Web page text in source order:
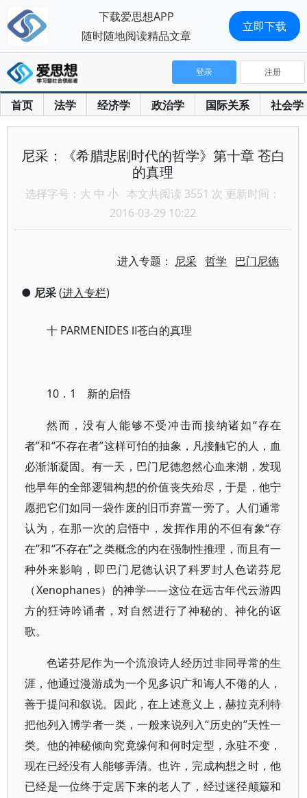
首页 法学 经济学 政治学 国际关系 社会学
登录 注册
尼采：《希腊悲剧时代的哲学》第十章 苍白
的真理
选择字号： 大 中 小 本文共阅读 3551 次 更新时间：
2016-03-29 10:22
进入专题： 尼采 哲学 巴门尼德
● 尼采(进入专栏)
十 PARMENIDES Ⅱ苍白的真理
10．1 新的启悟
然而，没有人能够不受冲击而接纳诸如“存在
者”和“不存在者”这样可怕的抽象，凡接触它的人，血
必渐渐凝固。有一天，巴门尼德忽然心血来潮，发现
他早年的全部逻辑构想的价值丧失殆尽，于是，他宁
愿把它们如同一袋作废的旧币弃置一旁了。人们通常
认为，在那一次的启悟中，发挥作用的不但有象“存
在”和“不存在”之类概念的内在强制性推理，而且有一
种外来影响，即巴门尼德认识了科罗封人色诺芬尼
（Xenophanes）的神学——这位在远古年代云游四
方的狂诗吟诵者，对自然进行了神秘的、神化的讴
歌。
色诺芬尼作为一个流浪诗人经历过非同寻常的生
涯，他通过漫游成为一个见多识广和诲人不倦的人，
善于提问和叙说。因此，在上述意义上，赫拉克利特
把他列入博学者一类，一般来说列入“历史的”天性一
类。他的神秘倾向究竟缘何和何时定型，永驻不变，
现在已经没有人能够弄清。也许，完成构想之时，他
已经是一位终于定居下来的老人了，经过迷径颠簸和
下载爱思想APP
随时随地阅读精品文章
立即下载